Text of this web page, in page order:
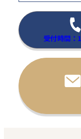
受付時間：